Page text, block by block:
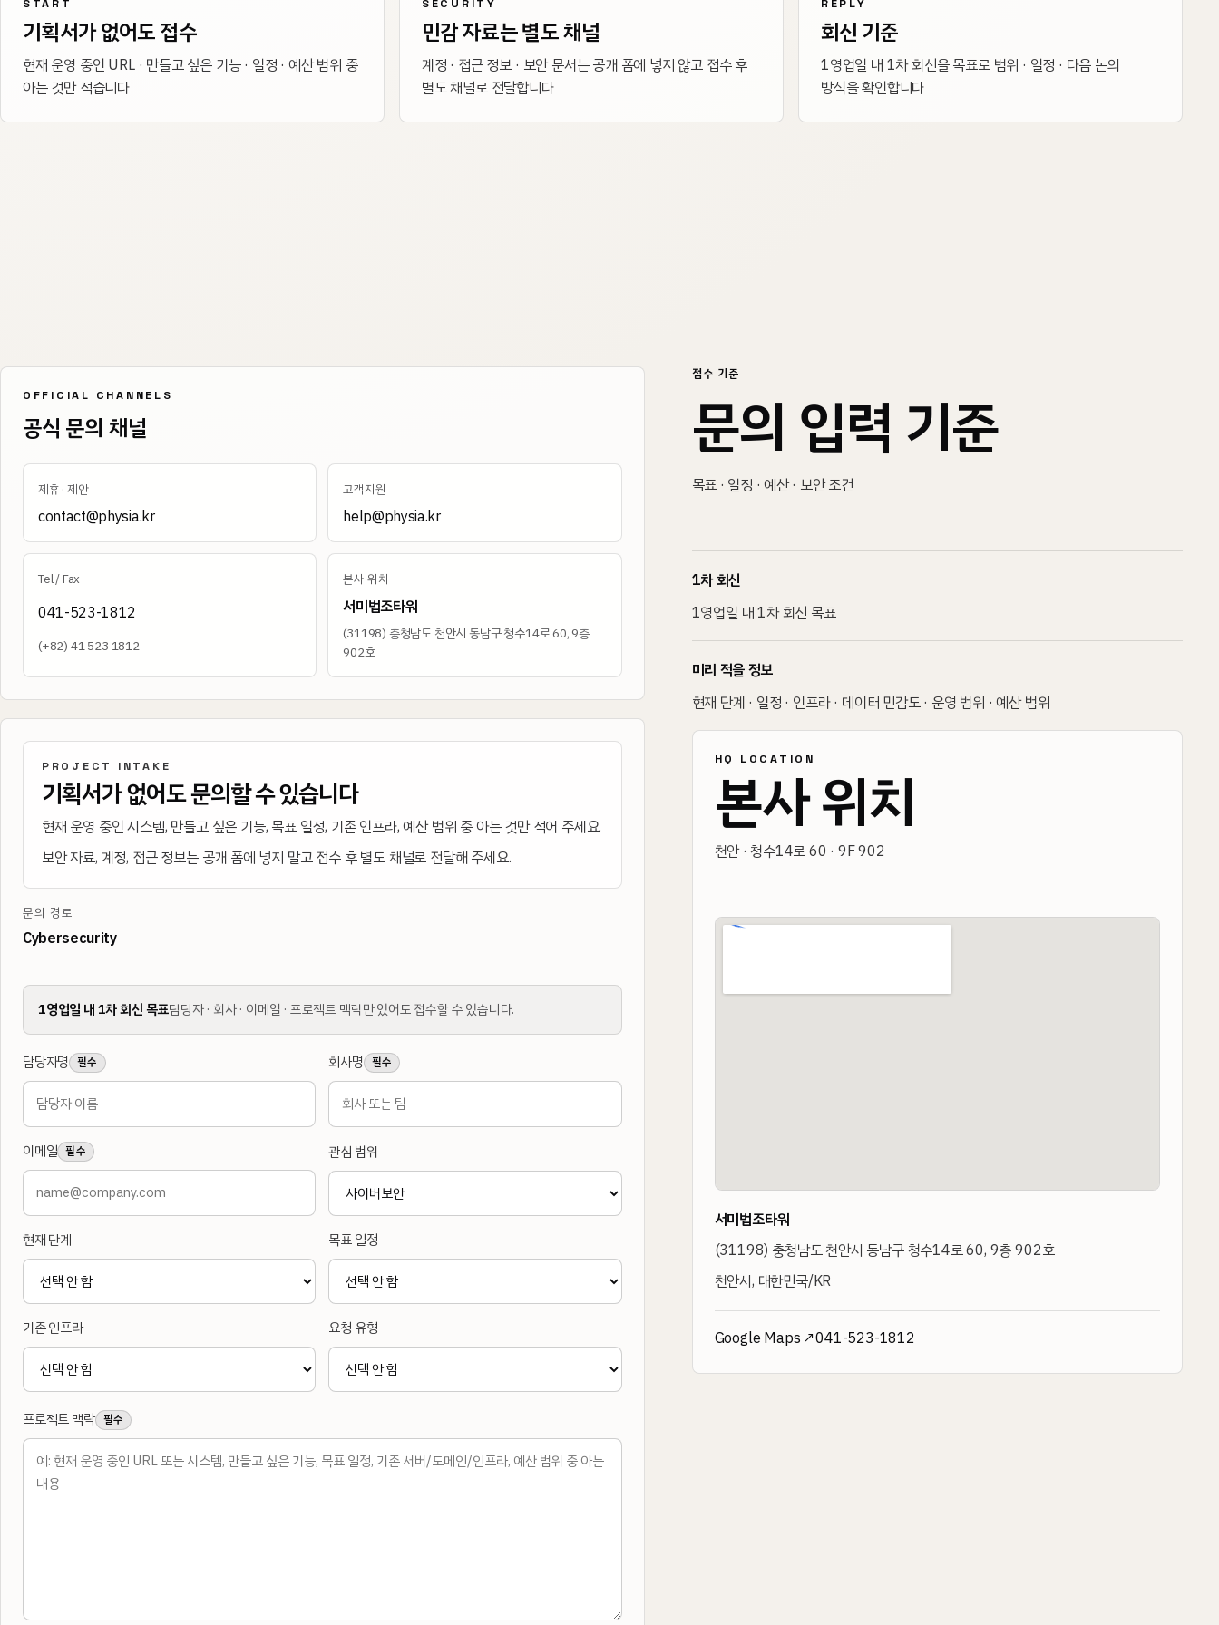
START
기획서가 없어도 접수
현재 운영 중인 URL · 만들고 싶은 기능 · 일정 · 예산 범위 중
아는 것만 적습니다
SECURITY
민감 자료는 별도 채널
계정 · 접근 정보 · 보안 문서는 공개 폼에 넣지 않고 접수 후
별도 채널로 전달합니다
REPLY
회신 기준
1영업일 내 1차 회신을 목표로 범위 · 일정 · 다음 논의
방식을 확인합니다
OFFICIAL CHANNELS
공식 문의 채널
제휴 · 제안
contact@physia.kr
고객지원
help@physia.kr
Tel / Fax
041-523-1812
(+82) 41 523 1812
본사 위치
서미법조타워
(31198)충청남도 천안시 동남구 청수14로 60, 9층
902호
PROJECT INTAKE
기획서가 없어도 문의할 수 있습니다
현재 운영 중인 시스템, 만들고 싶은 기능, 목표 일정, 기존 인프라, 예산 범위 중 아는 것만 적어 주세요.
보안 자료, 계정, 접근 정보는 공개 폼에 넣지 말고 접수 후 별도 채널로 전달해 주세요.
문의 경로
Cybersecurity
1영업일 내 1차 회신 목표담당자 · 회사 · 이메일 · 프로젝트 맥락만 있어도 접수할 수 있습니다.
담당자명 필수 회사명 필수
이메일 필수 관심 범위
현재 단계 목표 일정
기존 인프라 요청 유형
프로젝트 맥락 필수
접수 기준
문의 입력 기준
목표 · 일정 · 예산 · 보안 조건
1차 회신
1영업일 내 1차 회신 목표
미리 적을 정보
현재 단계 · 일정 · 인프라 · 데이터 민감도 · 운영 범위 · 예산 범위
HQ LOCATION
본사 위치
천안 · 청수14로 60 · 9F 902
서미법조타워
(31198) 충청남도 천안시 동남구 청수14로 60, 9층 902호
천안시, 대한민국/KR
Google Maps ↗041-523-1812